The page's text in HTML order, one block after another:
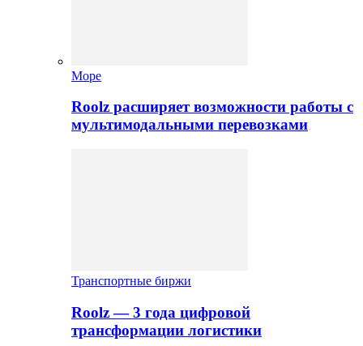
Море
Roolz расширяет возможности работы с
мультимодальными перевозками
Транспортные биржи
Roolz — 3 года цифровой
трансформации логистики